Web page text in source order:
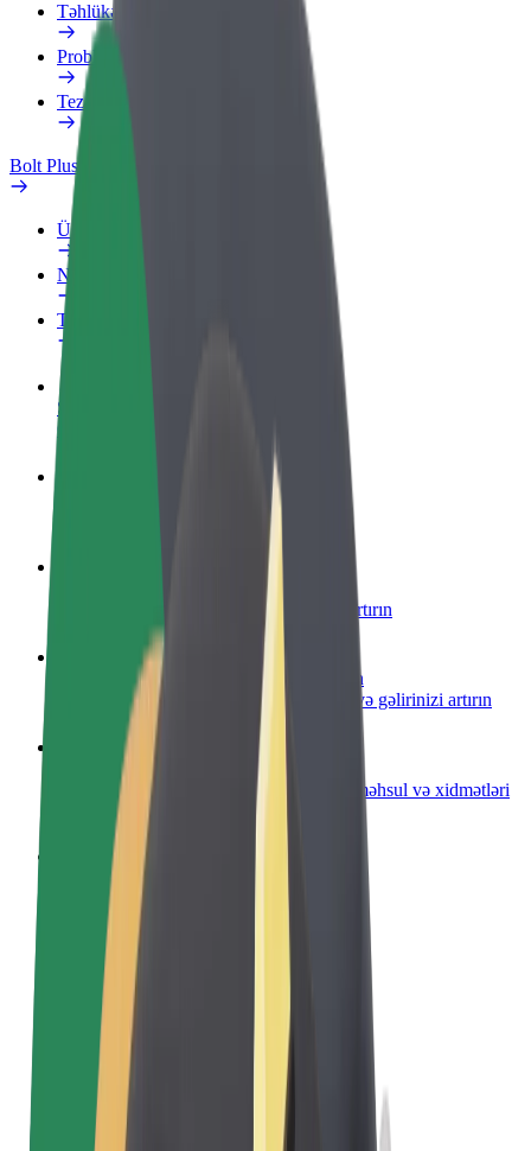
Təhlükəsizlik Laboratoriyası
Problemi bildir
Tez-tez verilən suallar
Bolt Plus
Üstünlüklər
Necə qoşulmalı?
Tez-tez verilən suallar
Sürücü ol
Öz şərtlərinizə uyğun olaraq qazanın
Yemək çatdırın və həftəlik ödəniş alın
Restoran və ya mağaza əlavə edin
Daha çox müştəri cəlb edin və satışları artırın
Avtopark sahibi kimi qeydiyyatdan keçin
Avtoparkınızı Bolt platformasına qoşun və gəlirinizi artırın
Biznes üçün Bolt
Biznesiniz üçün miqyaslandırılmış Bolt məhsul və xidmətləri
Qaydalar və Şərtlər
Məxfilik
Kukilər
© 2026 Bolt Technology OÜ
Məhsullar